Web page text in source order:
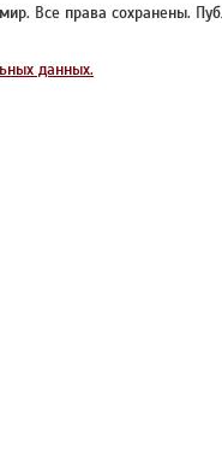
Все права сохранены.
данных.